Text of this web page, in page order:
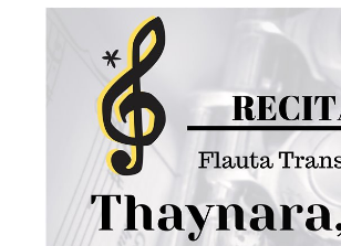
Advocacia-Geral da União
Banco Central do Brasil